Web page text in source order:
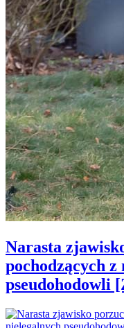
Narasta
pochodzących z
pseudohodowli